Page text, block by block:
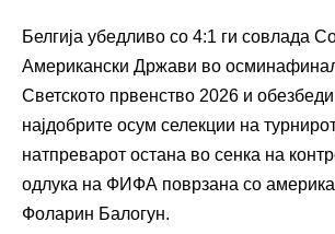
Белгија убедливо со 4:1 ги совлада
Американски Држави во
Светското првенство 2026 и
најдобрите осум селекции на
натпреварот остана во сенка на
одлука на ФИФА поврзана со
Фоларин Балогун.